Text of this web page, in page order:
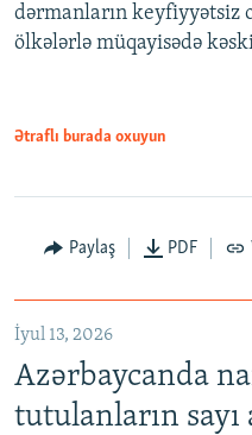
dərmanların keyfiyyətsiz
ölkələrlə müqayisədə
Ətraflı burada oxuyun
Paylaş PDF
İyul 13, 2026
Azərbaycanda
tutulanların sayı